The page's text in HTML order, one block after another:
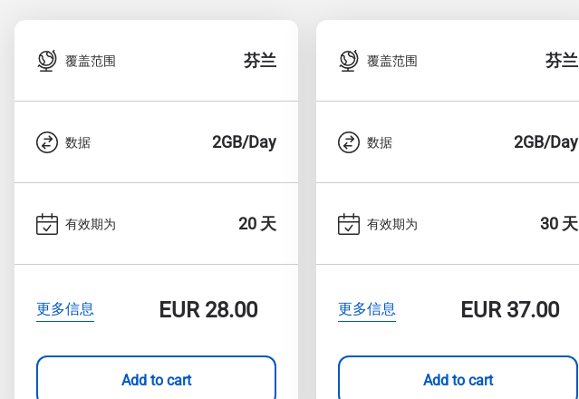
覆盖范围 芬兰
数据 2GB/Day
有效期为 20 天
更多信息 EUR28.00
Add to cart
覆盖范围 芬兰
数据 2GB/Day
有效期为 30 天
更多信息 EUR37.00
Add to cart